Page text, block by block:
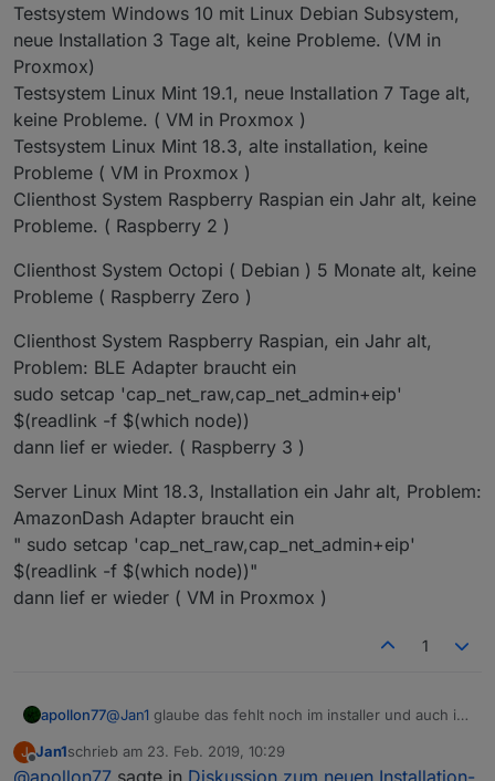
Testsystem Windows 10 mit Linux Debian Subsystem,
neue Installation 3 Tage alt, keine Probleme. (VM in
Proxmox)
Testsystem Linux Mint 19.1, neue Installation 7 Tage alt,
keine Probleme. ( VM in Proxmox )
Testsystem Linux Mint 18.3, alte installation, keine
Probleme ( VM in Proxmox )
Clienthost System Raspberry Raspian ein Jahr alt, keine
Probleme. ( Raspberry 2 )
Clienthost System Octopi ( Debian ) 5 Monate alt, keine
Probleme ( Raspberry Zero )
Clienthost System Raspberry Raspian, ein Jahr alt,
Problem: BLE Adapter braucht ein
sudo setcap 'cap_net_raw,cap_net_admin+eip'
$(readlink -f $(which node))
dann lief er wieder. ( Raspberry 3 )
Server Linux Mint 18.3, Installation ein Jahr alt, Problem:
AmazonDash Adapter braucht ein
" sudo setcap 'cap_net_raw,cap_net_admin+eip'
$(readlink -f $(which node))"
dann lief er wieder ( VM in Proxmox )
1
apollon77@Jan1 glaube das fehlt noch im installer und auch im
ioBroker/ioBroker Repo im GitHub an?! :
Danke
J
Offline
Jan1schrieb am 23. Feb. 2019, 10:29
zuletzt editiert von
@apollon77 sagte in Diskussion zum neuen Installation-